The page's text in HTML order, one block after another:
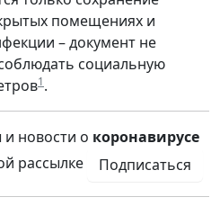
помещениях и
– документ не
социальную
1.
новости о коронавирусе
рассылке Подписаться